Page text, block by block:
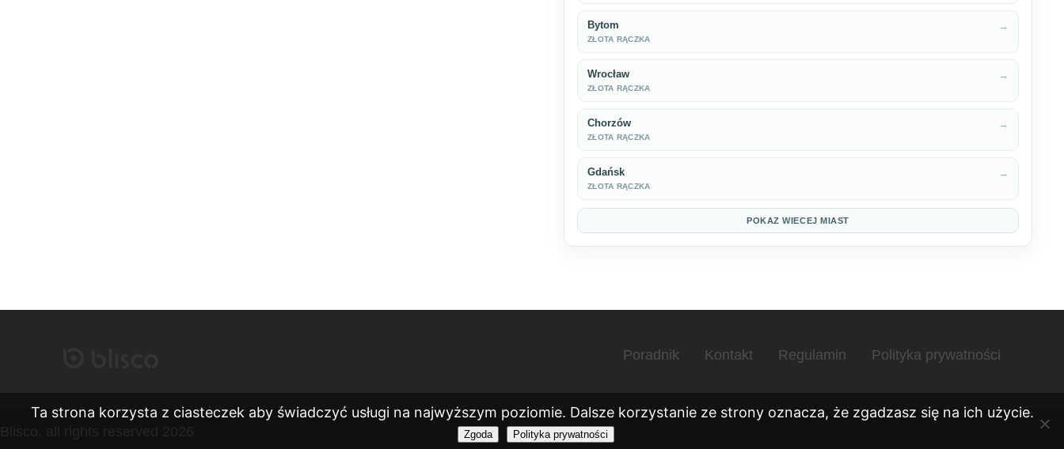
Bytom
ZŁOTA RĄCZKA
→
Wrocław
ZŁOTA RĄCZKA
→
Chorzów
ZŁOTA RĄCZKA
→
Gdańsk
ZŁOTA RĄCZKA
→
POKAZ WIECEJ MIAST
Poradnik Kontakt Regulamin Polityka prywatności
Blisco, all rights reserved 2026
Ta strona korzysta z ciasteczek aby świadczyć usługi na najwyższym poziomie. Dalsze korzystanie ze strony oznacza, że zgadzasz się na ich użycie.
Zgoda Polityka prywatności